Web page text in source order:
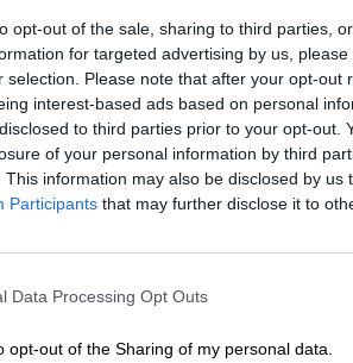
opt-out of the sale, sharing to third parties,
for targeted advertising by us,
selection. Please note that after your opt-out
interest-based ads based on personal
to third parties prior to your opt-out.
of your personal information by third
This information may also be disclosed by us
Participants that may further disclose it to
Data Processing Opt Outs
opt-out of the Sharing of my personal data.
Beierse Pale
Beierse Pale
alcoholisch
Weihenstephan
€ 2,39
0,50 L Fles - € 4,78 / LTR